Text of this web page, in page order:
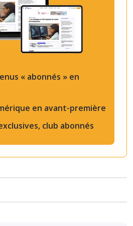
« abonnés » en
en avant-première
club abonnés